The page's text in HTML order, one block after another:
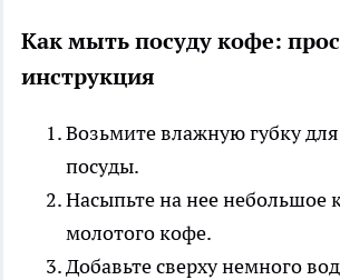
Как мыть посуду кофе:
инструкция
Возьмите влажную губку
посуды.
Насыпьте на нее небольшое
молотого кофе.
Добавьте сверху немного